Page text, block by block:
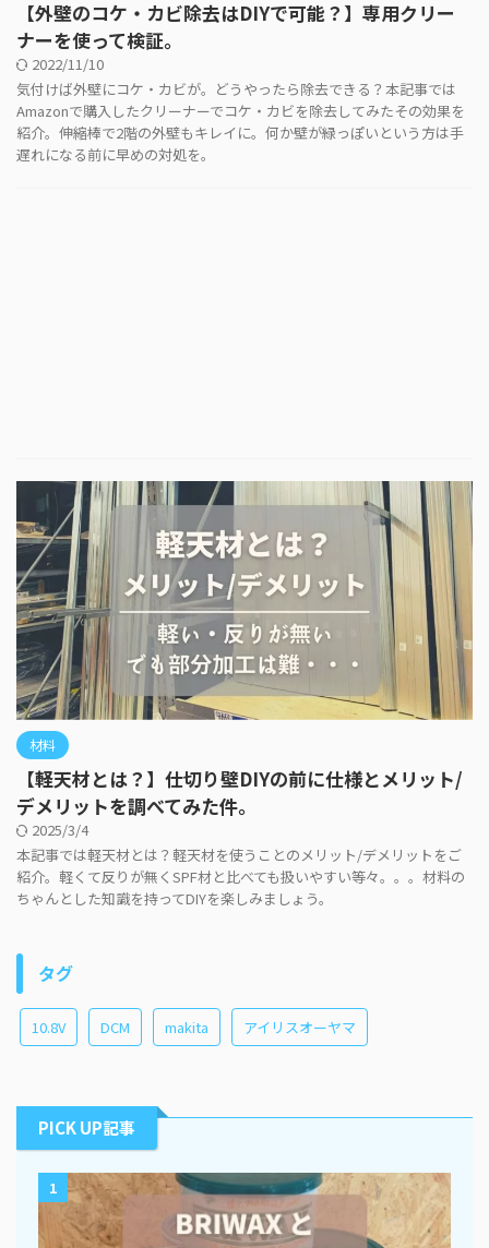
【外壁のコケ・カビ除去はDIYで可能？】専用クリー
ナーを使って検証。
2022/11/10
気付けば外壁にコケ・カビが。どうやったら除去できる？本記事では
Amazonで購入したクリーナーでコケ・カビを除去してみたその効果を
紹介。伸縮棒で2階の外壁もキレイに。何か壁が緑っぽいという方は手
遅れになる前に早めの対処を。
材料
【軽天材とは？】仕切り壁DIYの前に仕様とメリット/
デメリットを調べてみた件。
2025/3/4
本記事では軽天材とは？軽天材を使うことのメリット/デメリットをご
紹介。軽くて反りが無くSPF材と比べても扱いやすい等々。。。材料の
ちゃんとした知識を持ってDIYを楽しみましょう。
タグ
10.8V DCM makita アイリスオーヤマ
PICK UP記事
1